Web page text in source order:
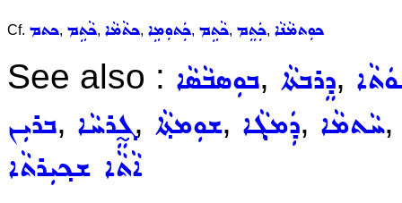
Cf. ܟܬܡ, ܟܵܬܹܡ, ܟܬܵܡܵܐ, ܟܲܬܘܼܡܹܐ, ܟܵܬܹܡ, ܟܲܬܸܡ, ܟܘܼܬܡܵܢܵܐ
See also : ܒܘܼܣܒܵܣܵܐ, ܕܸܪܒܬܵܐ,
ܒܪܝܼܢ, ܓ̰ܸܪܚܵܐ, ܫܘܼܡܬ݂ܵܐ, ܕܲܡܓ݂ܵܐ, ܚܵܬܡܵܐ
ܐܵܬܵܐ ܫܟ݂ܝܼܪܬܵܐ